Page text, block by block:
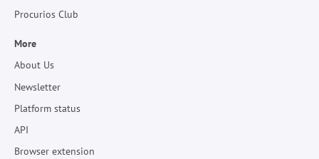
Procurios Club
More
About Us
Newsletter
Platform status
API
Browser extension